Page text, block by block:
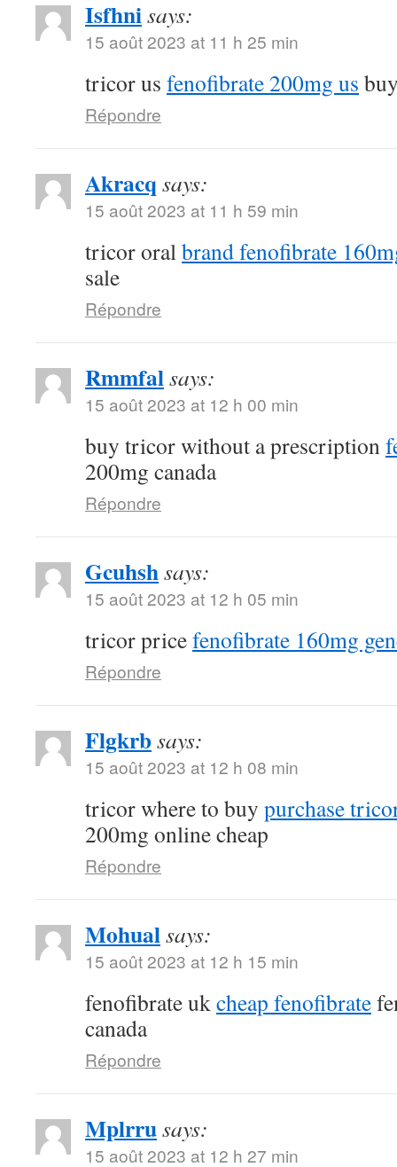
Isfhnisays:
15 août 2023 at 11 h 25 min
tricor us fenofibrate 200mg us
Répondre
Akracq says:
15 août 2023 at 11 h 59 min
tricor oralbrand fenofibrate
sale
Répondre
Rmmfalsays:
15 août 2023 at 12 h 00 min
buy tricor without a prescription
200mg canada
Répondre
Gcuhshsays:
15 août 2023 at 12 h 05 min
tricor pricefenofibrate 160mg
Répondre
Flgkrbsays:
15 août 2023 at 12 h 08 min
tricor where to buy purchase
200mg online cheap
Répondre
Mohualsays:
15 août 2023 at 12 h 15 min
fenofibrate ukcheap fenofibrate
canada
Répondre
Mplrrusays:
15 août 2023 at 12 h 27 min